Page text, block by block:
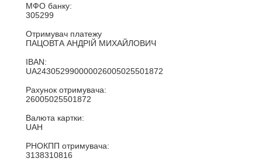
МФО банку:
305299
Отримувач платежу
ПАЦОВТА АНДРІЙ МИХАЙЛОВИЧ
IBAN:
UA243052990000026005025501872
Рахунок отримувача:
26005025501872
Валюта картки:
UAH
РНОКПП отримувача:
3138310816